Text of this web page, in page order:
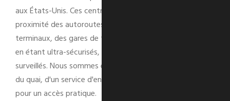
aux États-Unis. Ces centres sont idéalement situés à
proximité des autoroutes, des aéroports, des ports, des
terminaux, des gares de triage et des centres-villes, tout
en étant ultra-sécurisés, bien entretenus et toujours
surveillés. Nous sommes équipés d'un service au niveau
du quai, d'un service d'entrée et d'un service de passage
pour un accès pratique.